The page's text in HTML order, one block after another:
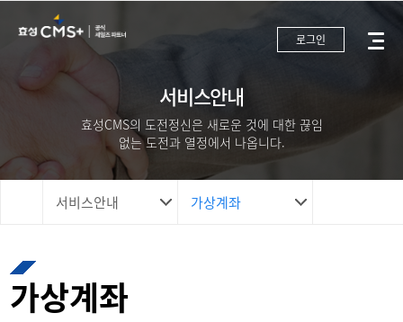
로그인
서비스안내
효성CMS의 도전정신은 새로운 것에 대한 끊임
없는 도전과 열정에서 나옵니다.
서비스안내 가상계좌
가상계좌